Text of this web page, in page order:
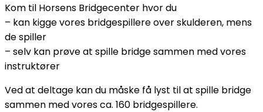
Kom til Horsens Bridgecenter hvor du
– kan kigge vores bridgespillere over skulderen, mens
de spiller
– selv kan prøve at spille bridge sammen med vores
instruktører
Ved at deltage kan du måske få lyst til at spille bridge
sammen med vores ca. 160 bridgespillere.